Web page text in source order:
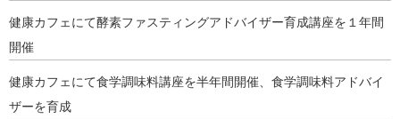
健康カフェにて酵素ファスティングアドバイザー育成講座を１年間
開催
健康カフェにて食学調味料講座を半年間開催、食学調味料アドバイ
ザーを育成